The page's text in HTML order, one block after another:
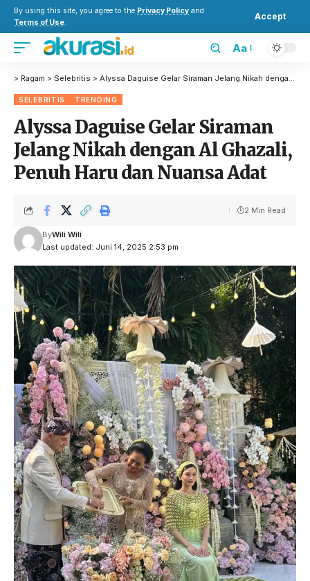
By using this site, you agree to the Privacy Policy and
Terms of Use.
Accept
Aa
> Ragam > Selebritis > Alyssa Daguise Gelar Siraman Jelang Nikah dengan Al Ghazali, Penuh Haru dan Nuansa Adat
SELEBRITIS TRENDING
Alyssa Daguise Gelar Siraman
Jelang Nikah dengan Al Ghazali,
Penuh Haru dan Nuansa Adat
Last updated: Juni 14, 2025 2:53 pm
ByWili Wili
2 Min Read